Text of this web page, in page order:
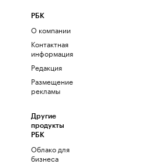
РБК
О компании
Контактная
информация
Редакция
Размещение
рекламы
Другие
продукты
РБК
Облако для
бизнеса